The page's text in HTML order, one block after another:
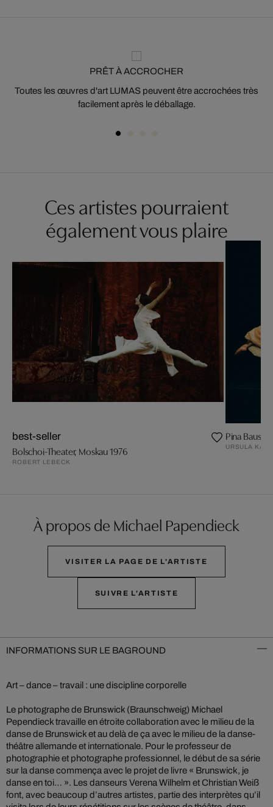
PRÊT À ACCROCHER
Toutes les œuvres d'art LUMAS peuvent être accrochées très
facilement après le déballage.
Ces artistes pourraient
également vous plaire
best-seller
Bolschoi-Theater, Moskau 1976
ROBERT LEBECK
Pina
URSULA
À propos de Michael Papendieck
VISITER LA PAGE DE L'ARTISTE
SUIVRE L'ARTISTE
INFORMATIONS SUR LE BAGROUND
Art – dance – travail : une discipline corporelle
Le photographe de Brunswick (Braunschweig) Michael
Pependieck travaille en étroite collaboration avec le milieu de la
danse de Brunswick et au delà de ça avec le milieu de la danse-
théâtre allemande et internationale. Pour le professeur de
photographie et photographe professionnel, le début de sa série
sur la danse commença avec le projet de livre « Brunswick, je
danse en toi… ». Les danseurs Verena Wilhelm et Christian Weiß
font, avec beaucoup d’autres artistes, partie des interprètes qu’il